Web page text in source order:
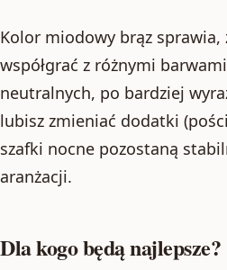
Kolor miodowy brąz
współgrać z różnymi
neutralnych, po bardziej
lubisz zmieniać dodatki
szafki nocne pozostaną
aranżacji.
Dla kogo będą najlepsze?